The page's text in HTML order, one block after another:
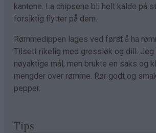
kantene. La chipsene bli helt kalde på
forsiktig flytter på dem.
Rømmedippen lages ved først å ha
Tilsett rikelig med gressløk og dill. Jeg
nøyaktige mål, men brukte en saks og
mengder over rømme. Rør godt og
pepper.
Tips